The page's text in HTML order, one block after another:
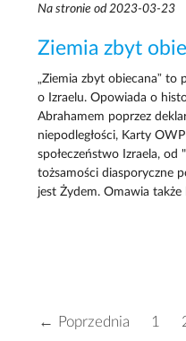
Na stronie od 2023-03-23
Ziemia zbyt
„Ziemia zbyt obiecana” to
o Izraelu. Opowiada o
Abrahamem poprzez
niepodległości, Karty
społeczeństwo Izraela,
tożsamości diasporyczne
jest Żydem. Omawia także
← Poprzednia 1